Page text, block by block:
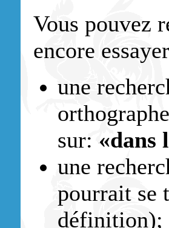
Vous pouvez
encore
une
sur: «dans
une
pourrait se
définition);